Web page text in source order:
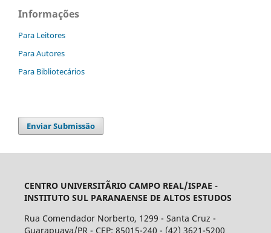
Informações
Para Leitores
Para Autores
Para Bibliotecários
Enviar Submissão
CENTRO UNIVERSITÃRIO CAMPO REAL/ISPAE -
INSTITUTO SUL PARANAENSE DE ALTOS ESTUDOS
Rua Comendador Norberto, 1299 - Santa Cruz -
Guarapuava/PR - CEP: 85015-240 - (42) 3621-5200